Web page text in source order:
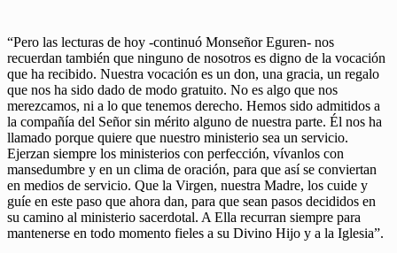
“Pero las lecturas de hoy -continuó Monseñor Eguren- nos
recuerdan también que ninguno de nosotros es digno de la vocación
que ha recibido. Nuestra vocación es un don, una gracia, un regalo
que nos ha sido dado de modo gratuito. No es algo que nos
merezcamos, ni a lo que tenemos derecho. Hemos sido admitidos a
la compañía del Señor sin mérito alguno de nuestra parte. Él nos ha
llamado porque quiere que nuestro ministerio sea un servicio.
Ejerzan siempre los ministerios con perfección, vívanlos con
mansedumbre y en un clima de oración, para que así se conviertan
en medios de servicio. Que la Virgen, nuestra Madre, los cuide y
guíe en este paso que ahora dan, para que sean pasos decididos en
su camino al ministerio sacerdotal. A Ella recurran siempre para
mantenerse en todo momento fieles a su Divino Hijo y a la Iglesia”.